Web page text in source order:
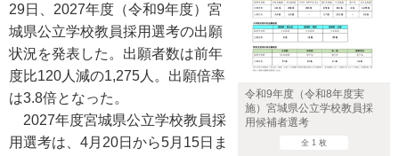
令和9年度（令和8年度実
施）宮城県公立学校教員採
用候補者選考
全 1 枚
29日、2027年度（令和9年度）宮
城県公立学校教員採用選考の出願
状況を発表した。出願者数は前年
度比120人減の1,275人。出願倍率
は3.8倍となった。
2027年度宮城県公立学校教員採
用選考は、4月20日から5月15日ま